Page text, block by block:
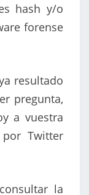
hash y/o
forense
resultado
pregunta,
a vuestra
Twitter
la